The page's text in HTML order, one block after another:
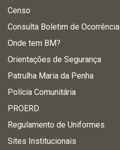
Censo
Consulta Boletim de Ocorrência
Onde tem BM?
Orientações de Segurança
Patrulha Maria da Penha
Polícia Comunitária
PROERD
Regulamento de Uniformes
Sites Institucionais